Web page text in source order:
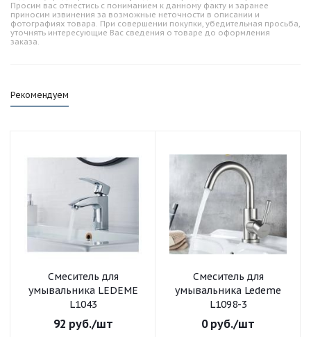
Просим вас отнестись с пониманием к данному факту и заранее
приносим извинения за возможные неточности в описании и
фотографиях товара. При совершении покупки, убедительная просьба,
уточнять интересующие Вас сведения о товаре до оформления
заказа.
Рекомендуем
Смеситель для
умывальника LEDEME
L1043
92 руб./шт
Смеситель для
умывальника Ledeme
L1098-3
0руб./шт